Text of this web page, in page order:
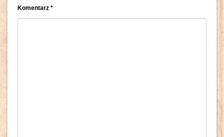
Komentarz *